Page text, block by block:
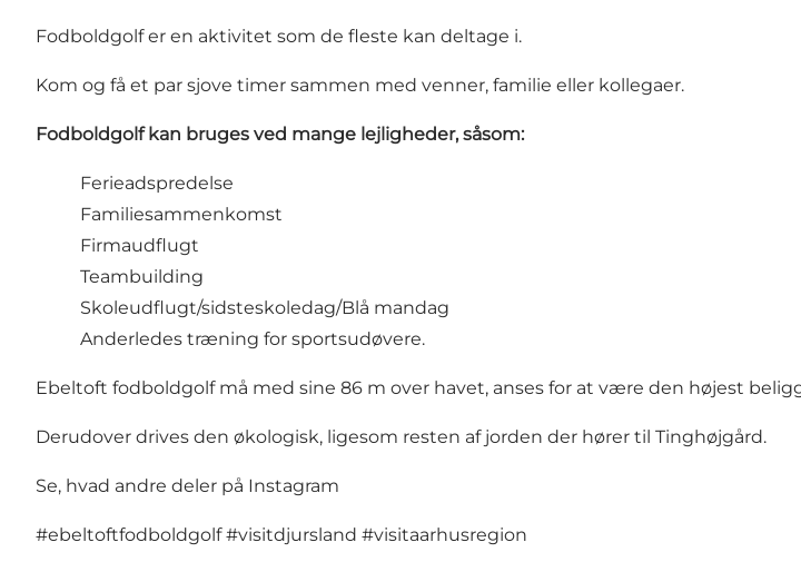
Fodboldgolf er en aktivitet som de fleste kan deltage i.
Kom og få et par sjove timer sammen med venner, familie eller kollegaer.
Fodboldgolf kan bruges ved mange lejligheder, såsom:
Ferieadspredelse
Familiesammenkomst
Firmaudflugt
Teambuilding
Skoleudflugt/sidsteskoledag/Blå mandag
Anderledes træning for sportsudøvere.
Ebeltoft fodboldgolf må med sine 86 m over havet, anses for at være den højest
Derudover drives den økologisk, ligesom resten af jorden der hører til Tinghøjgård.
Se, hvad andre deler på Instagram
#ebeltoftfodboldgolf #visitdjursland #visitaarhusregion